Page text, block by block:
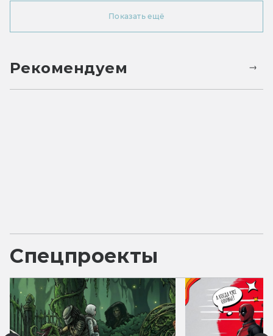
Показать ещё
Рекомендуем
Спецпроекты